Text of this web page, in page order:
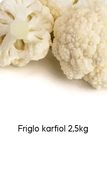
Friglo karfiol 2,5kg